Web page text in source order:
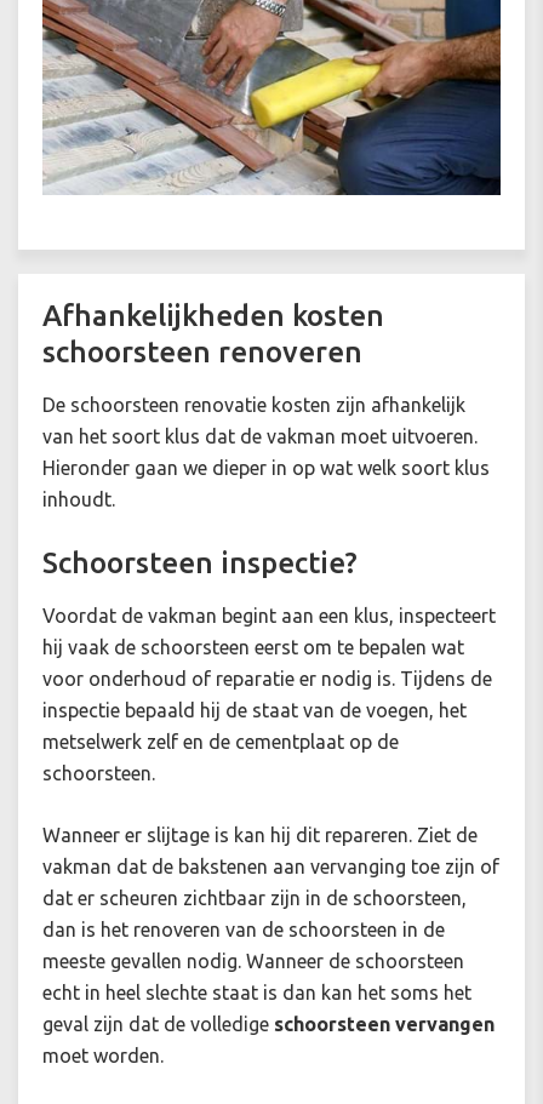
Afhankelijkheden kosten
schoorsteen renoveren
De schoorsteen renovatie kosten zijn afhankelijk
van het soort klus dat de vakman moet uitvoeren.
Hieronder gaan we dieper in op wat welk soort klus
inhoudt.
Schoorsteen inspectie?
Voordat de vakman begint aan een klus, inspecteert
hij vaak de schoorsteen eerst om te bepalen wat
voor onderhoud of reparatie er nodig is. Tijdens de
inspectie bepaald hij de staat van de voegen, het
metselwerk zelf en de cementplaat op de
schoorsteen.
Wanneer er slijtage is kan hij dit repareren. Ziet de
vakman dat de bakstenen aan vervanging toe zijn of
dat er scheuren zichtbaar zijn in de schoorsteen,
dan is het renoveren van de schoorsteen in de
meeste gevallen nodig. Wanneer de schoorsteen
echt in heel slechte staat is dan kan het soms het
geval zijn dat de volledige schoorsteen vervangen
moet worden.